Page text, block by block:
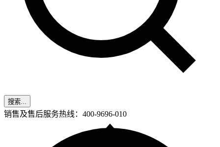
搜索...
销售及售后服务热线：400-9696-010